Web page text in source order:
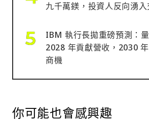
九千萬鎂，投資人反向湧
IBM 執行長拋重磅預測：
2028 年貢獻營收，2030
商機
你可能也會感興趣